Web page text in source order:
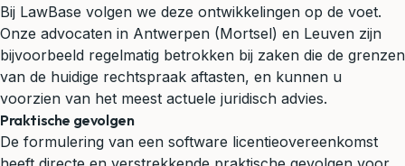
Bij LawBase volgen we deze ontwikkelingen op de voet.
Onze advocaten in Antwerpen (Mortsel) en Leuven zijn
bijvoorbeeld regelmatig betrokken bij zaken die de grenzen
van de huidige rechtspraak aftasten, en kunnen u
voorzien van het meest actuele juridisch advies.
Praktische gevolgen
De formulering van een software licentieovereenkomst